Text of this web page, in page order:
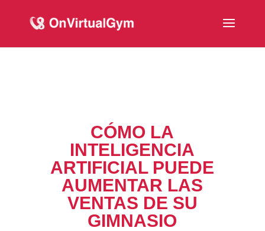
CÓMO LA
INTELIGENCIA
ARTIFICIAL PUEDE
AUMENTAR LAS
VENTAS DE SU
GIMNASIO